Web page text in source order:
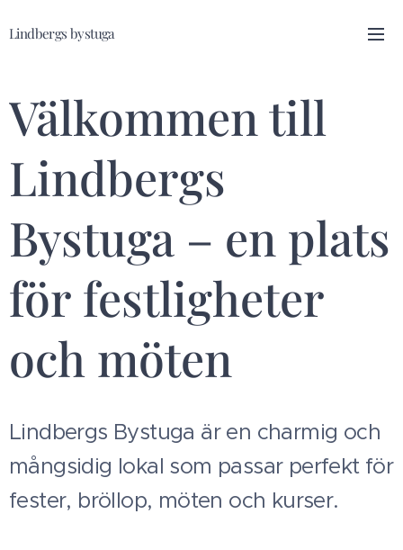
Lindbergs bystuga
Välkommen till
Lindbergs
Bystuga – en plats
för festligheter
och möten
Lindbergs Bystuga är en charmig och
mångsidig lokal som passar perfekt för
fester, bröllop, möten och kurser.